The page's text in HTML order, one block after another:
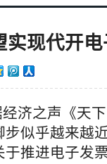
实现代开
济之声《天下
似乎越来越
推进电子发